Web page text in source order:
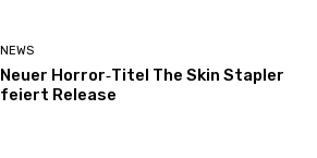
NEWS
Neuer Horror‑Titel The Skin Stapler
feiert Release